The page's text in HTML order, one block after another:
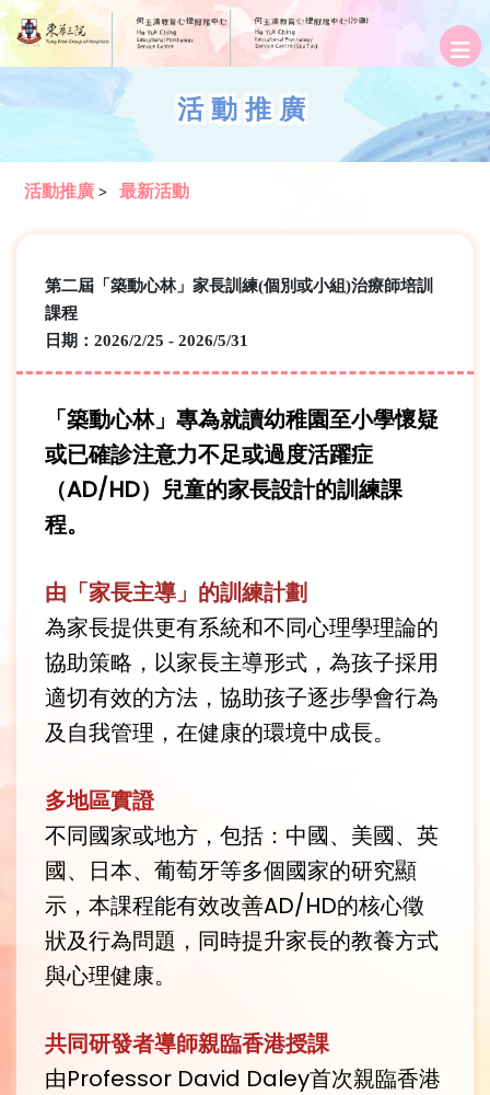
活動推廣
活動推廣 > 最新活動
第二屆「築動心林」家長訓練(個別或小組)治療師培訓
課程
日期：2026/2/25 - 2026/5/31
「築動心林」專為就讀幼稚園至小學懷疑
或已確診注意力不足或過度活躍症
（AD/HD）兒童的家長設計的訓練課
程。
由「家長主導」的訓練計劃
為家長提供更有系統和不同心理學理論的
協助策略，以家長主導形式，為孩子採用
適切有效的方法，協助孩子逐步學會行為
及自我管理，在健康的環境中成長。
多地區實證
不同國家或地方，包括：中國、美國、英
國、日本、葡萄牙等多個國家的研究顯
示，本課程能有效改善AD/HD的核心徵
狀及行為問題，同時提升家長的教養方式
與心理健康。
共同研發者導師親臨香港授課
由Professor David Daley首次親臨香港